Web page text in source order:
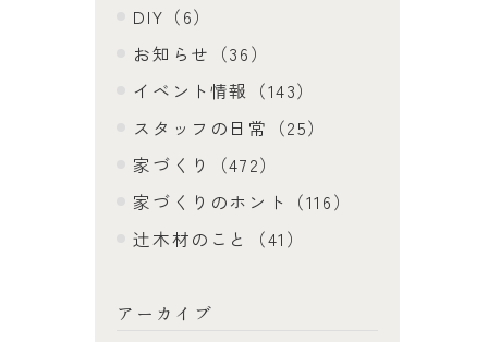
DIY（6）
お知らせ（36）
イベント情報（143）
スタッフの日常（25）
家づくり（472）
家づくりのホント（116）
辻木材のこと（41）
アーカイブ